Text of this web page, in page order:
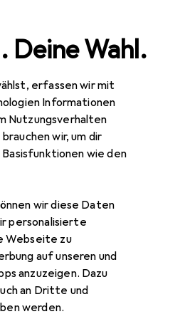
Deine Wahl.
erfassen wir mit
Informationen
Nutzungsverhalten
wir, um dir
Basisfunktionen wie den
wir diese Daten
personalisierte
Webseite zu
auf unseren und
anzuzeigen. Dazu
an Dritte und
werden.
Sport Bike Protektoren